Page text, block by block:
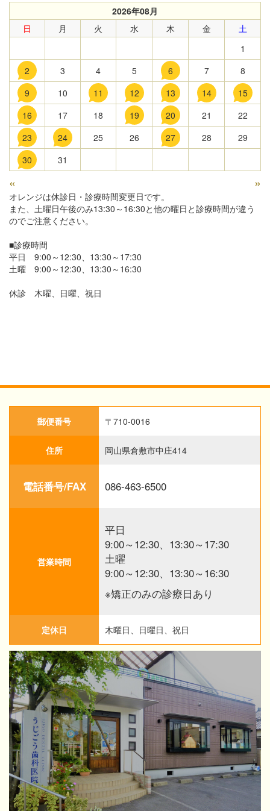
2026年08月
日
月 火 水 木 金
土
1
2
3 4 5 6 7
8
9
10 11 12 13 14
15
16
17 18 19 20 21
22
23
24 25 26 27 28
29
30
31
« »
オレンジは休診日・診療時間変更日です。
また、土曜日午後のみ13:30～16:30と他の曜日と診療時間が違う
のでご注意ください。
■診療時間
平日 9:00～12:30、13:30～17:30
土曜 9:00～12:30、13:30～16:30
休診 木曜、日曜、祝日
郵便番号 〒710-0016
住所 岡山県倉敷市中庄414
電話番号/FAX 086-463-6500
営業時間
平日
9:00～12:30、13:30～17:30
土曜
9:00～12:30、13:30～16:30
※矯正のみの診療日あり
定休日 木曜日、日曜日、祝日